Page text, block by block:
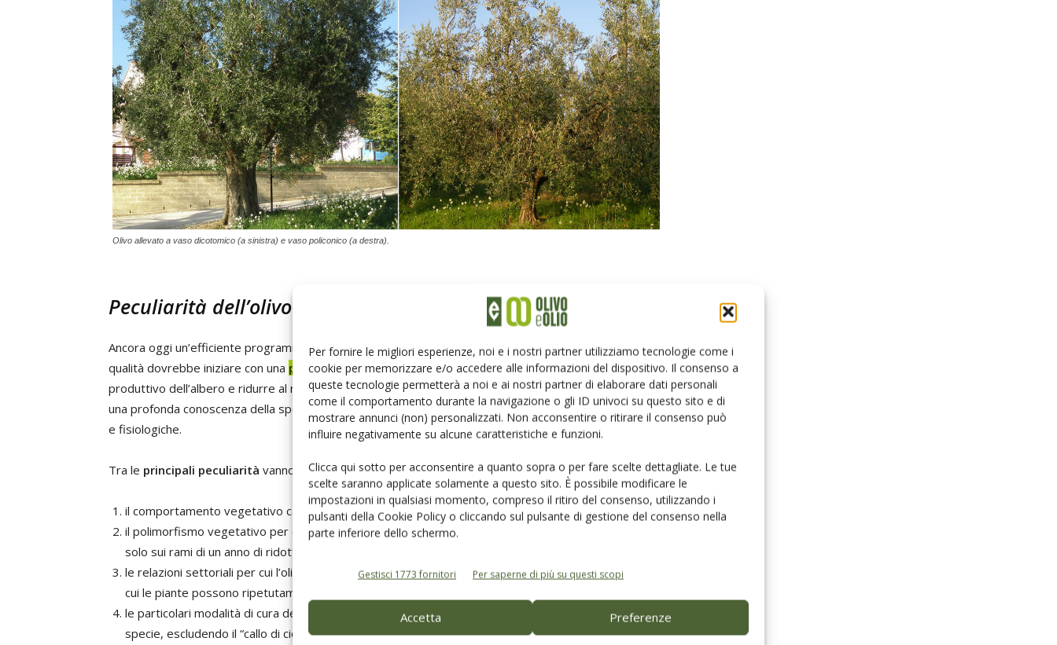
Per fornire le migliori esperienze, noi e i nostri partner utilizziamo tecnologie come i
cookie per memorizzare e/o accedere alle informazioni del dispositivo. Il consenso a
queste tecnologie permetterà a noi e ai nostri partner di elaborare dati personali
come il comportamento durante la navigazione o gli ID univoci su questo sito e di
mostrare annunci (non) personalizzati. Non acconsentire o ritirare il consenso può
influire negativamente su alcune caratteristiche e funzioni.
Clicca qui sotto per acconsentire a quanto sopra o per fare scelte dettagliate. Le tue
scelte saranno applicate solamente a questo sito. È possibile modificare le
impostazioni in qualsiasi momento, compreso il ritiro del consenso, utilizzando i
pulsanti della Cookie Policy o cliccando sul pulsante di gestione del consenso nella
parte inferiore dello schermo.
Gestisci 1773 fornitori Per saperne di più su questi scopi
Accetta Preferenze
Olivo allevato a vaso dicotomico (a sinistra) e vaso policonico (a destra).
Peculiarità dell’olivo
Ancora oggi un’efficiente programma di coltivazione dell’olivo per la produzione di olio di massima
qualità dovrebbe iniziare con una potatura razionalecapace di esaltare il naturale potenziale
produttivo dell’albero e ridurre al minimo i costi di produzione. Presupposto essenziale allo scopo è
una profonda conoscenza della specie, molto peculiare per caratteristiche anatomiche, morfologiche
e fisiologiche.
Tra le principali peculiarità vanno segnalate:
il comportamento vegetativo caratterizzato da eliofilia, basitonia e dicotomia;
il polimorfismo vegetativo per cui la produzione si colloca solo all’estrema periferia della chioma e
solo sui rami di un anno di ridotta vigoria;
le relazioni settoriali per cui l’olivo può considerarsi una comunità di settori indipendenti attraverso
cui le piante possono ripetutamente ringiovanire;
le particolari modalità di cura delle ferite mediante compartimentazione dei tessuti per cui la
specie, escludendo il “callo di cicatrizzazione” a favore del “cono di cicatrizzazione”, assicura